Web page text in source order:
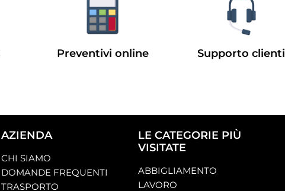
Preventivi online Supporto clienti
AZIENDA
CHI SIAMO
DOMANDE FREQUENTI
TRASPORTO
LE CATEGORIE PIÙ
VISITATE
ABBIGLIAMENTO
LAVORO